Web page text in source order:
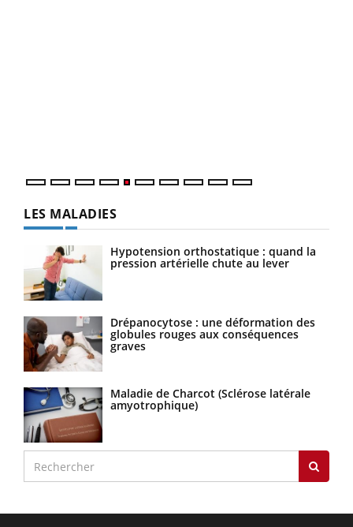
LES MALADIES
Hypotension orthostatique : quand la
pression artérielle chute au lever
Drépanocytose : une déformation des
globules rouges aux conséquences
graves
Maladie de Charcot (Sclérose latérale
amyotrophique)